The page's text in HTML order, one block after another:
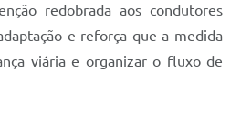
redobrada aos condutores
e reforça que a medida
viária e organizar o fluxo de